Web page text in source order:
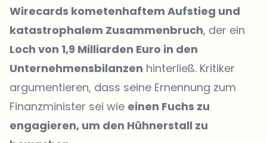
Wirecards kometenhaftem Aufstieg und
katastrophalem Zusammenbruch, der ein
Loch von 1,9 Milliarden Euro in den
Unternehmensbilanzen hinterließ. Kritiker
argumentieren, dass seine Ernennung zum
Finanzminister sei wie einen Fuchs zu
engagieren, um den Hühnerstall zu